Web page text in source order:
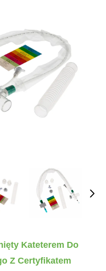
Kateterem Do
Z Certyfikatem